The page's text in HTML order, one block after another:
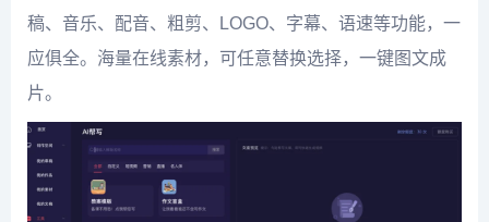
稿、音乐、配音、粗剪、LOGO、字幕、语速等功能，一
应俱全。海量在线素材，可任意替换选择，一键图文成
片。